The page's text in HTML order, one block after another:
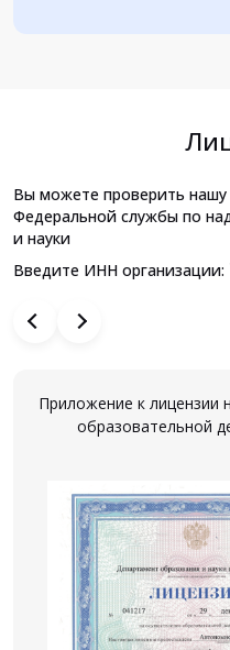
Вы можете проверить
Федеральной службы по
и науки
Введите ИНН организации:
Приложение к лицензии
образовательной